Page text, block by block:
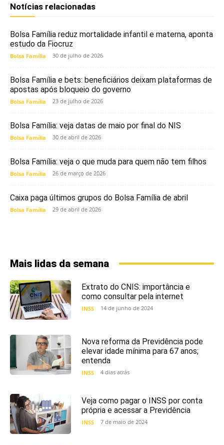
Notícias relacionadas
Bolsa Família reduz mortalidade infantil e materna, aponta
estudo da Fiocruz
Bolsa Família 30 de julho de 2026
Bolsa Família e bets: beneficiários deixam plataformas de
apostas após bloqueio do governo
Bolsa Família 23 de julho de 2026
Bolsa Família: veja datas de maio por final do NIS
Bolsa Família 30 de abril de 2026
Bolsa Família: veja o que muda para quem não tem filhos
Bolsa Família 26 de março de 2026
Caixa paga últimos grupos do Bolsa Família de abril
Bolsa Família 29 de abril de 2026
Mais lidas da semana
Extrato do CNIS: importância e
como consultar pela internet
INSS 14 de junho de 2024
Nova reforma da Previdência pode
elevar idade mínima para 67 anos;
entenda
INSS 4 dias atrás
Veja como pagar o INSS por conta
própria e acessar a Previdência
INSS 7 de maio de 2024